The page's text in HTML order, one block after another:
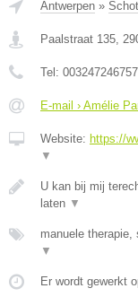
Antwerpen »
Paalstraat 135
Tel:
E-mail › Amélie
Website: https://
▼
U kan bij mij
laten ▼
manuele therapie,
▼
Er wordt gewerkt